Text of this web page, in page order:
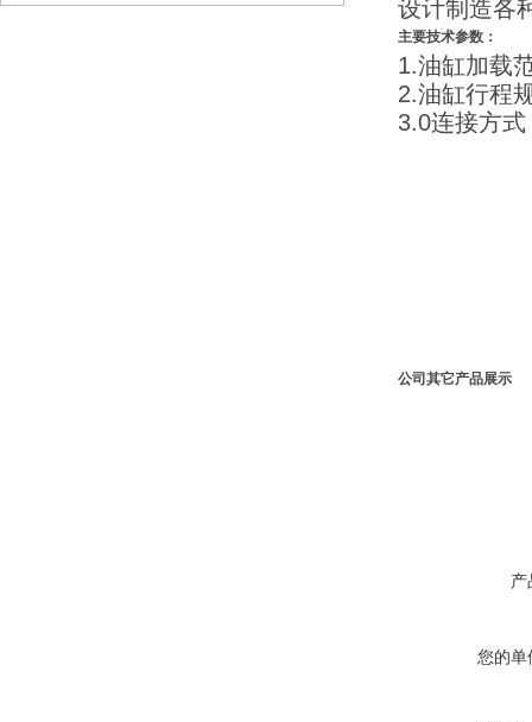
设计制造各
主要技术参数：
1.油缸加载
2.油缸行程
3.0连接方
公司其它产品展示
产
您的单